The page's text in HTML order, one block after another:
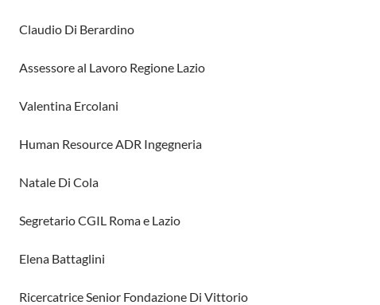
Claudio Di Berardino
Assessore al Lavoro Regione Lazio
Valentina Ercolani
Human Resource ADR Ingegneria
Natale Di Cola
Segretario CGIL Roma e Lazio
Elena Battaglini
Ricercatrice Senior Fondazione Di Vittorio